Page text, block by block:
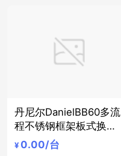
丹尼尔DanielBB60多流
程不锈钢框架板式换热
器啤酒麦芽汁换热器
¥ 0.00/台